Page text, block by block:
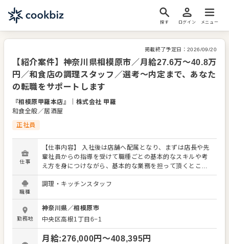
探す ログイン メニュー
掲載終了予定日： 2026/09/20
【紹介案件】神奈川県相模原市／月給27.6万～40.8万
円／和食店の調理スタッフ／選考～内定まで、あなた
の転職をサポートします
『相模原甲羅本店』
株式会社 甲羅
和食全般／居酒屋
正社員
仕事
【仕事内容】 入社後は店舗へ配属となり、まずは店長や先
輩社員からの指導を受けて職種ごとの基本的なスキルや考
え方を身につけながら、基本的な業務を担って頂くところ
からはじまります。 その後は、自力で担える業務範囲を広
げていき、新たに入ってくるパートやアルバイトの方々や
にその先の未来として、店舗運営のプロとして店舗責任者
やエリアやブランドのマネージャーとして活躍頂くだけで
なく、マーケティング・商品企画・調達といった店舗運営
を支える部署や、人事・財務経理といった企業経営を支え
る機能を担う部署で外食企業のより幅広い知識や経験を積
職種
調理・キッチンスタッフ
勤務地
神奈川県／相模原市
中央区高根1丁目6−1
月給:276,000円〜408,395円